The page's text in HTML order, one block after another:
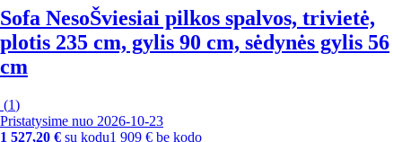
Sofa NesoŠviesiai pilkos spalvos, trivietė,
plotis 235 cm, gylis 90 cm, sėdynės gylis 56
cm
(1)
Pristatysime nuo 2026‑10‑23
1 527,20 € su kodu1 909 € be kodo